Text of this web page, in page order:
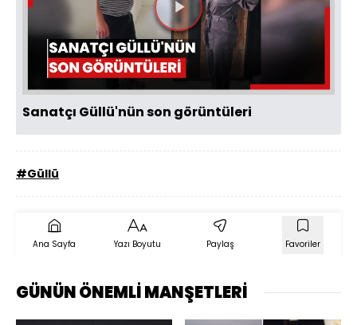
Videoyu
Oynat
Sanatçı Güllü'nün son görüntüleri
#Güllü
Ana Sayfa Yazı Boyutu Paylaş Favoriler
GÜNÜN ÖNEMLİ MANŞETLERİ